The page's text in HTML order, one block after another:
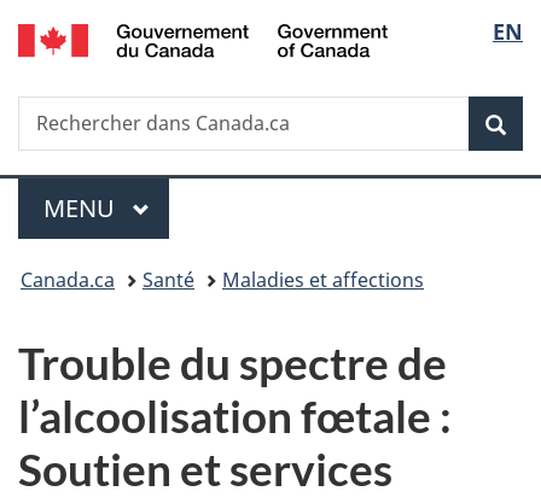
Passer
au
principal
Passer
à
Au
du
Passer
à
version
simplifiée
de
la
EN
Recherche
Rechercher
dans
Menu
MENU PRINCIPAL
Vous
ici :
Canada.ca Santé Maladies et affections
Trouble du spectre de
l’alcoolisation fœtale :
Soutien et services